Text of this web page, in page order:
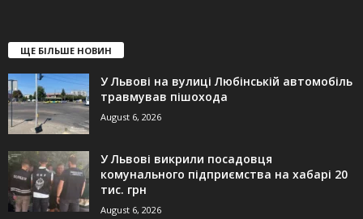
ЩЕ БІЛЬШЕ НОВИН
У Львові на вулиці Любінській автомобіль
травмував пішохода
August 6, 2026
У Львові викрили посадовця
комунального підприємства на хабарі 20
тис. грн
August 6, 2026